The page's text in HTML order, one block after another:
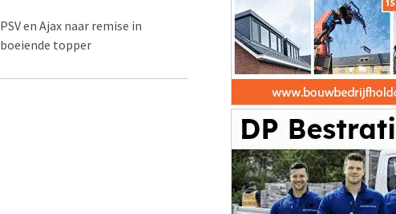
PSV en Ajax naar remise in
boeiende topper